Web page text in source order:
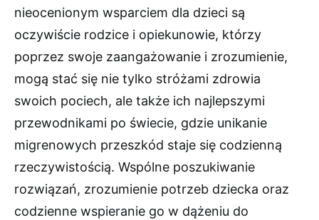
nieocenionym wsparciem dla dzieci są
oczywiście rodzice i opiekunowie, którzy
poprzez swoje zaangażowanie i zrozumienie,
mogą stać się nie tylko stróżami zdrowia
swoich pociech, ale także ich najlepszymi
przewodnikami po świecie, gdzie unikanie
migrenowych przeszkód staje się codzienną
rzeczywistością. Wspólne poszukiwanie
rozwiązań, zrozumienie potrzeb dziecka oraz
codzienne wspieranie go w dążeniu do